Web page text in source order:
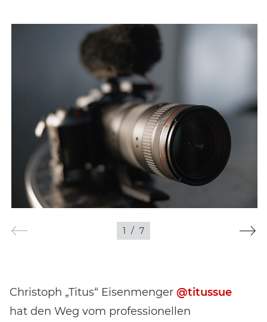
1 / 7
Christoph „Titus“ Eisenmenger @titussue
hat den Weg vom professionellen